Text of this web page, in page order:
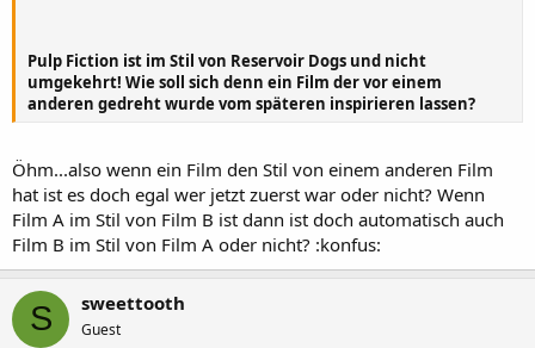
Pulp Fiction ist im Stil von Reservoir Dogs und nicht
umgekehrt! Wie soll sich denn ein Film der vor einem
anderen gedreht wurde vom späteren inspirieren lassen?
Öhm...also wenn ein Film den Stil von einem anderen Film
hat ist es doch egal wer jetzt zuerst war oder nicht? Wenn
Film A im Stil von Film B ist dann ist doch automatisch auch
Film B im Stil von Film A oder nicht? :konfus:
S sweettooth
Guest